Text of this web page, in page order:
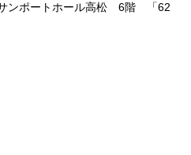
ンポートホール高松 6階 「62